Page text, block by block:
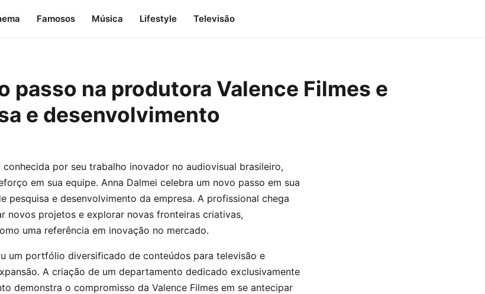
Famosos Música Lifestyle Televisão
passo na produtora Valence Filmes e
e desenvolvimento
por seu trabalho inovador no audiovisual brasileiro,
em sua equipe. Anna Dalmei celebra um novo passo em sua
pesquisa e desenvolvimento da empresa. A profissional chega
novos projetos e explorar novas fronteiras criativas,
uma referência em inovação no mercado.
um portfólio diversificado de conteúdos para televisão e
A criação de um departamento dedicado exclusivamente
demonstra o compromisso da Valence Filmes em se antecipar